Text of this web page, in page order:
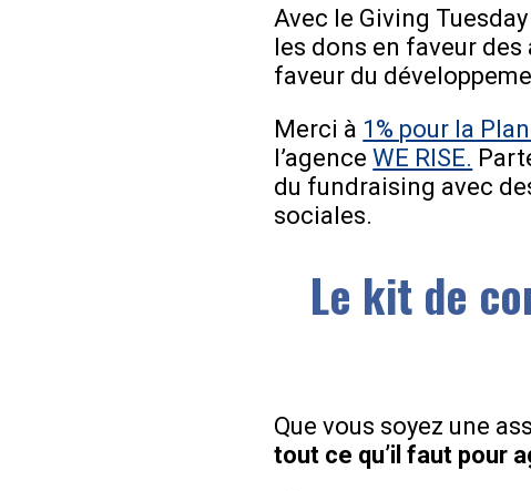
Avec le Giving
les dons en faveur
faveur du
Merci à 1% pour la
l’agenceWE RISE.
du fundraising avec
sociales.
Le kit de
Que vous soyez une
tout ce qu’il faut pour